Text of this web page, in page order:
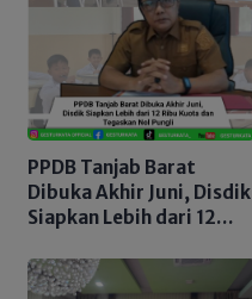
PPDB Tanjab Barat
Dibuka Akhir Juni, Disdik
Siapkan Lebih dari 12
Tegaskan Nol Pungli